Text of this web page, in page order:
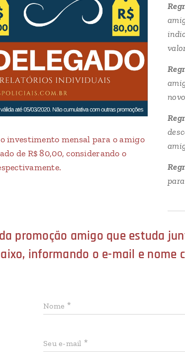
investimento mensal para o amigo
de R$ 80,00, considerando o
promoção amigo que estuda
informando o e-mail e nome
Nome
Seu e-mail